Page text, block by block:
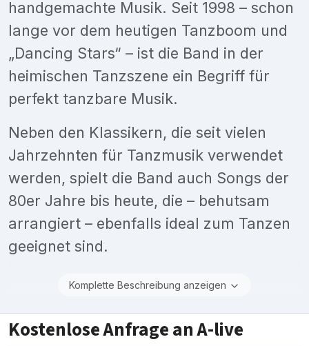
handgemachte Musik. Seit 1998 – schon
lange vor dem heutigen Tanzboom und
„Dancing Stars“ – ist die Band in der
heimischen Tanzszene ein Begriff für
perfekt tanzbare Musik.
Neben den Klassikern, die seit vielen
Jahrzehnten für Tanzmusik verwendet
werden, spielt die Band auch Songs der
80er Jahre bis heute, die – behutsam
arrangiert – ebenfalls ideal zum Tanzen
geeignet sind.
Komplette Beschreibung anzeigen
Kostenlose Anfrage an A-live